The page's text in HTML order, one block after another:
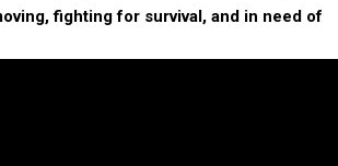
fighting for survival, and in need of